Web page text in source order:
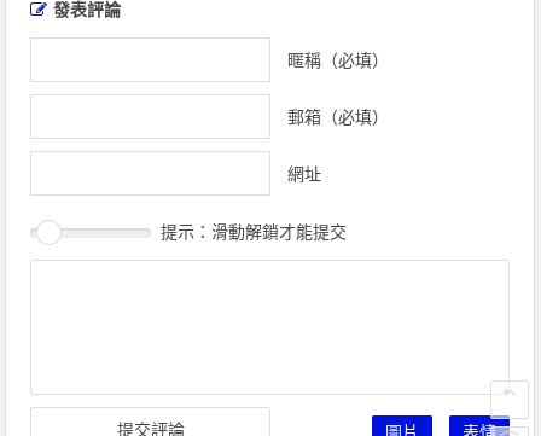
發表評論
暱稱（必填）
郵箱（必填）
網址
提示：滑動解鎖才能提交